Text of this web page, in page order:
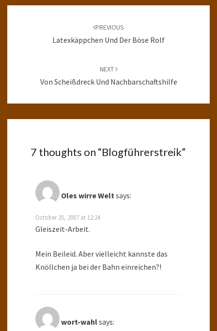
PREVIOUS
Latexkäppchen Und Der Böse Rolf
NEXT
Von Scheißdreck Und Nachbarschaftshilfe
7 thoughts on “Blogführerstreik”
Oles wirre Weltsays:
October 25, 2007 at 12:24
Gleiszeit-Arbeit.
Mein Beileid. Aber vielleicht kannste das
Knöllchen ja bei der Bahn einreichen?!
wort-wahlsays: